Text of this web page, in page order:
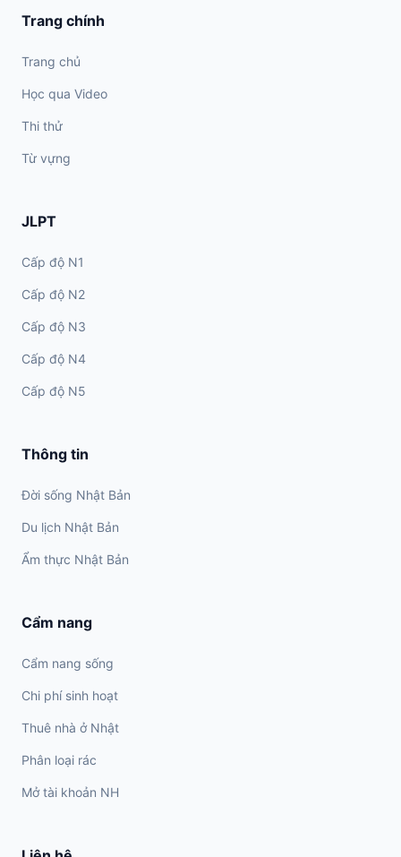
Trang chính
Trang chủ
Học qua Video
Thi thử
Từ vựng
JLPT
Cấp độ N1
Cấp độ N2
Cấp độ N3
Cấp độ N4
Cấp độ N5
Thông tin
Đời sống Nhật Bản
Du lịch Nhật Bản
Ẩm thực Nhật Bản
Cẩm nang
Cẩm nang sống
Chi phí sinh hoạt
Thuê nhà ở Nhật
Phân loại rác
Mở tài khoản NH